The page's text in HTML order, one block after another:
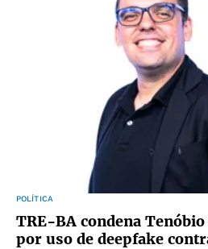
POLÍTICA
TRE-BA condena
por uso de deepfake